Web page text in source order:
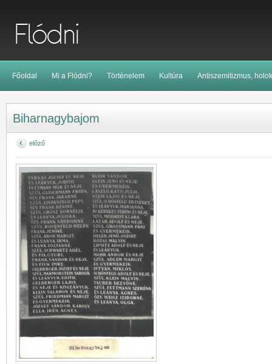
Főoldal Mi a Flódni? Történelem Kultúra Antiszemitizmus,
Biharnagybajom
előző